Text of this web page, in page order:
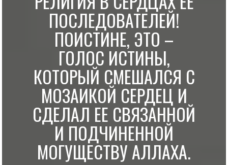
ПОСЛЕДОВАТЕЛЕЙ!
ПОИСТИНЕ, ЭТО –
ГОЛОС ИСТИНЫ,
КОТОРЫЙ СМЕШАЛСЯ С
МОЗАИКОЙ СЕРДЕЦ И
СДЕЛАЛ ЕЕ СВЯЗАННОЙ
И ПОДЧИНЕННОЙ
МОГУЩЕСТВУ АЛЛАХА.